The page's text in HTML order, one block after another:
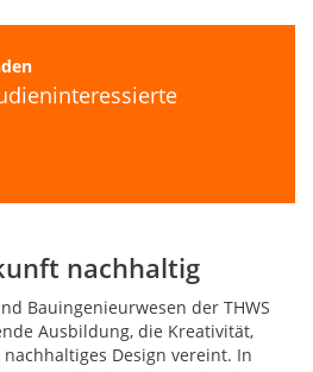
nachhaltig
Bauingenieurwesen der THWS
Ausbildung, die Kreativität,
Design vereint. In